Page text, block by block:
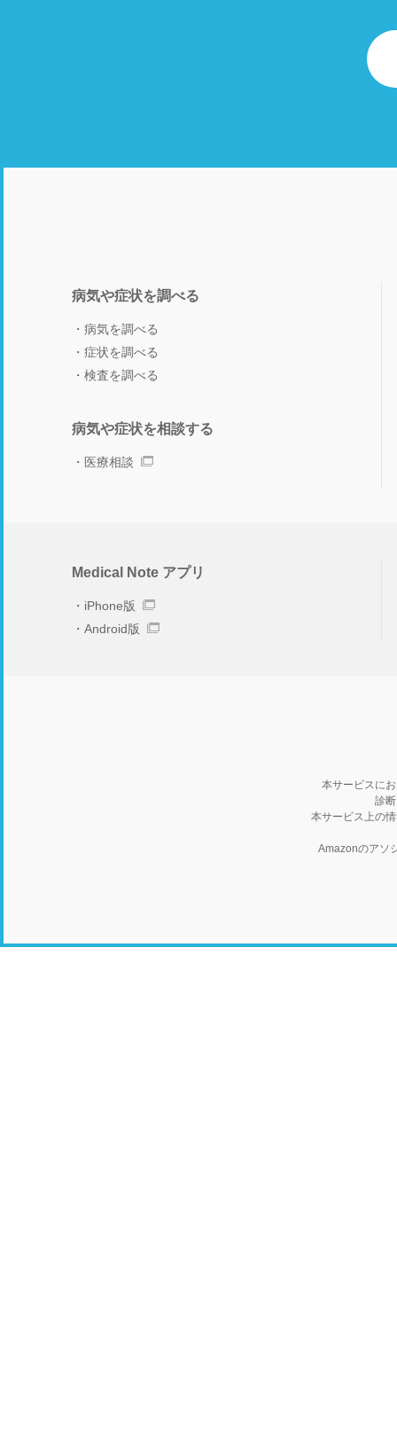
病気や症状を調べる
病気を調べる
症状を調べる
検査を調べる
病気や症状を相談する
医療相談
Medical Note アプリ
iPhone版
Android版
本サービスに
診
本サービス上の
Amazonのアソ